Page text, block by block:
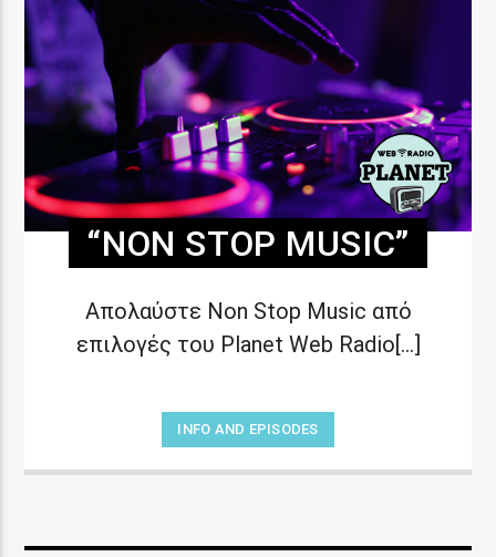
“NON STOP MUSIC”
Απολαύστε Non Stop Music από
επιλογές του Planet Web Radio[...]
INFO AND EPISODES